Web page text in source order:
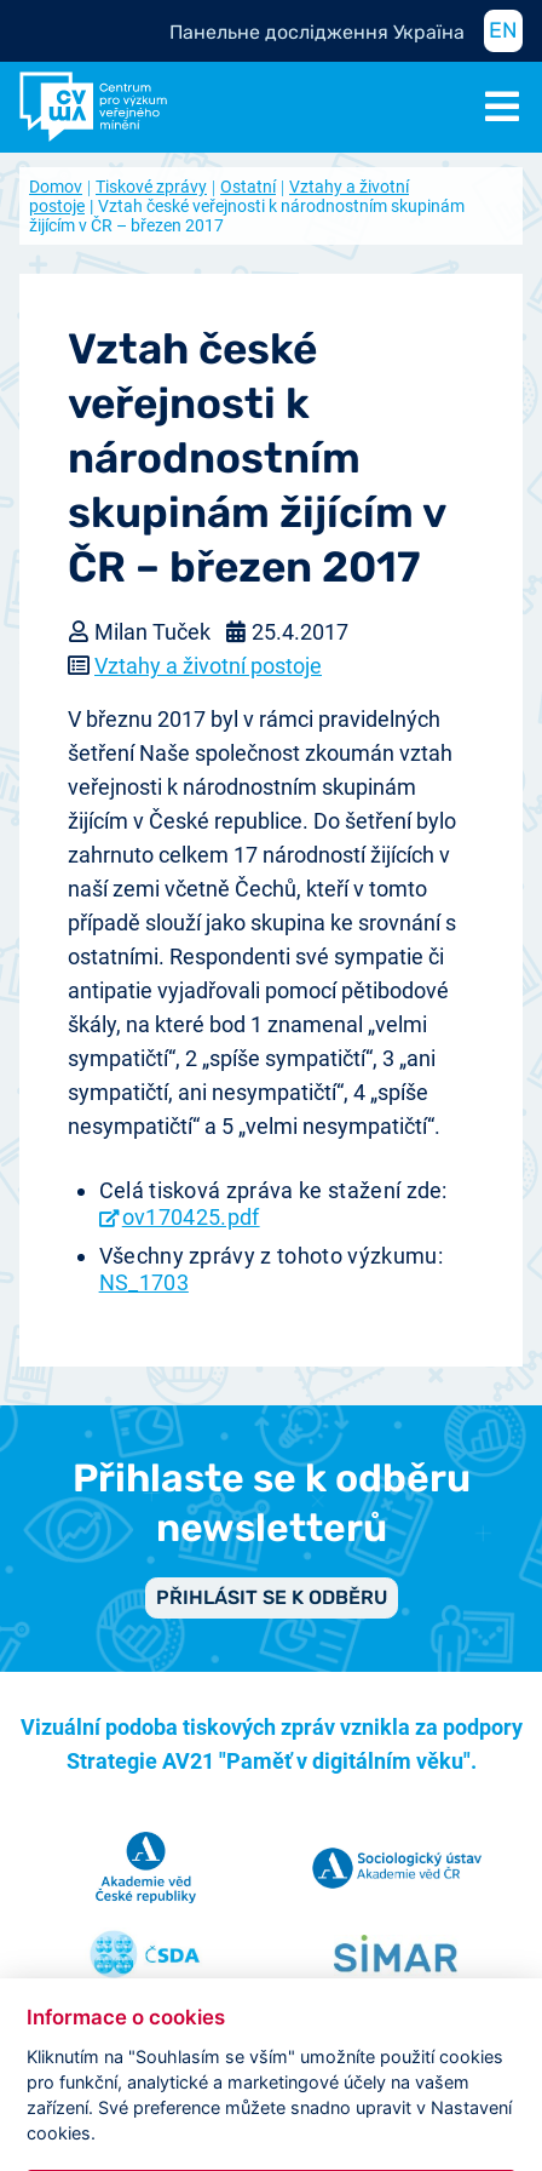
Панельне дослідження Україна EN
Domov Tiskové zprávy Ostatní
Vztahy a životní
postoje
Vztah české veřejnosti k národnostním skupinám
žijícím v ČR – březen 2017
Vztah české
veřejnosti k
národnostním
skupinám žijícím v
ČR – březen 2017
Milan Tuček
25.4.2017
Vztahy a životní postoje
V březnu 2017 byl v rámci pravidelných
šetření Naše společnost zkoumán vztah
veřejnosti k národnostním skupinám
žijícím v České republice. Do šetření bylo
zahrnuto celkem 17 národností žijících v
naší zemi včetně Čechů, kteří v tomto
případě slouží jako skupina ke srovnání s
ostatními. Respondenti své sympatie či
antipatie vyjadřovali pomocí pětibodové
škály, na které bod 1 znamenal „velmi
sympatičtí“, 2 „spíše sympatičtí“, 3 „ani
sympatičtí, ani nesympatičtí“, 4 „spíše
nesympatičtí“ a 5 „velmi nesympatičtí“.
Celá tisková zpráva ke stažení zde:
ov170425.pdf
Všechny zprávy z tohoto výzkumu:
NS_1703
Přihlaste se k odběru
newsletterů
PŘIHLÁSIT SE K ODBĚRU
Vizuální podoba tiskových zpráv vznikla za podpory
Strategie AV21 "Paměť v digitálním věku".
Copyright © CVVM | Právní ujednání| Nastavení cookies
Prohlášení o zpracování osobních údajů
Informace o cookies
Kliknutím na "Souhlasím se vším" umožníte použití cookies
pro funkční, analytické a marketingové účely na vašem
zařízení. Své preference můžete snadno upravit v Nastavení
cookies.